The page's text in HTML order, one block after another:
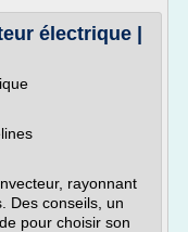
électrique |
rayonnant
Des conseils, un
pour choisir son